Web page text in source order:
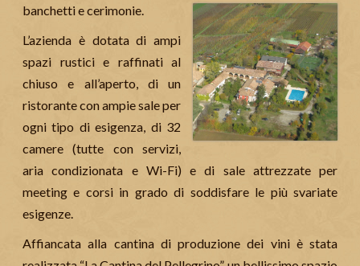
banchetti e cerimonie.
L’azienda è dotata di ampi
spazi rustici e raffinati al
chiuso e all’aperto, di un
ristorante con ampie sale per
ogni tipo di esigenza, di 32
camere (tutte con servizi,
aria condizionata e Wi-Fi) e di sale attrezzate per
meeting e corsi in grado di soddisfare le più svariate
esigenze.
Affiancata alla cantina di produzione dei vini è stata